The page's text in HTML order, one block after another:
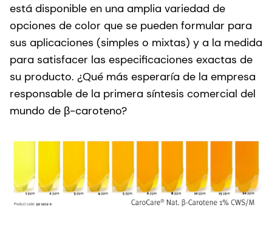
está disponible en una amplia variedad de
opciones de color que se pueden formular para
sus aplicaciones (simples o mixtas) y a la medida
para satisfacer las especificaciones exactas de
su producto. ¿Qué más esperaría de la empresa
responsable de la primera síntesis comercial del
mundo de β-caroteno?